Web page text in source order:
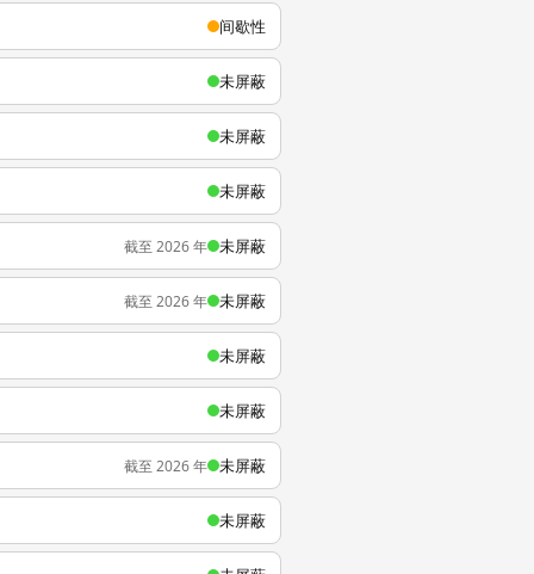
间歇性
未屏蔽
未屏蔽
未屏蔽
截至 2026 年 未屏蔽
截至 2026 年 未屏蔽
未屏蔽
未屏蔽
截至 2026 年 未屏蔽
未屏蔽